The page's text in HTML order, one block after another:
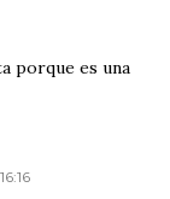
porque es una